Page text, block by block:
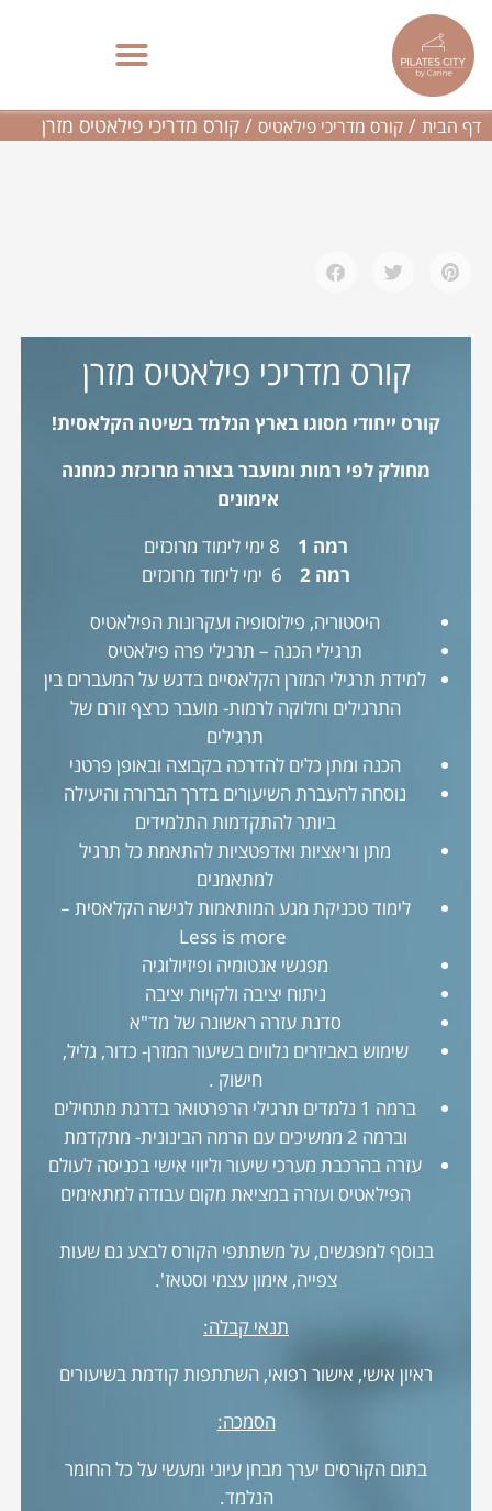
לתוכן
קורס מדריכי פילאטיס מזרן
דף הבית / קורס מדריכי פילאטיס / קורס מדריכי פילאטיס מזרן
קורס מדריכי פילאטיס מזרן
קורס ייחודי מסוגו בארץ הנלמד בשיטה הקלאסית!
מחולק לפי רמות ומועבר בצורה מרוכזת כמחנה
אימונים
רמה 1
8 ימי לימוד מרוכזים
רמה 2
6 ימי לימוד מרוכזים
היסטוריה, פילוסופיה ועקרונות הפילאטיס
תרגילי הכנה – תרגילי פרה פילאטיס
למידת תרגילי המזרן הקלאסיים בדגש על המעברים בין
התרגילים וחלוקה לרמות- מועבר כרצף זורם של
תרגילים
הכנה ומתן כלים להדרכה בקבוצה ובאופן פרטני
נוסחה להעברת השיעורים בדרך הברורה והיעילה
ביותר להתקדמות התלמידים
מתן וריאציות ואדפטציות להתאמת כל תרגיל
למתאמנים
לימוד טכניקת מגע המותאמות לגישה הקלאסית –
מפגשי אנטומיה ופיזיולוגיה
ניתוח יציבה ולקויות יציבה
סדנת עזרה ראשונה של מד"א
שימוש באביזרים נלווים בשיעור המזרן- כדור, גליל,
חישוק .
ברמה 1 נלמדים תרגילי הרפרטואר בדרגת מתחילים
וברמה 2 ממשיכים עם הרמה הבינונית- מתקדמת
עזרה בהרכבת מערכי שיעור וליווי אישי בכניסה לעולם
הפילאטיס ועזרה במציאת מקום עבודה למתאימים
בנוסף למפגשים, על משתתפי הקורס לבצע גם שעות
צפייה, אימון עצמי וסטאז'.
תנאי קבלה:
ראיון אישי, אישור רפואי, השתתפות קודמת בשיעורים
הסמכה:
בתום הקורסים יערך מבחן עיוני ומעשי על כל החומר
הנלמד.